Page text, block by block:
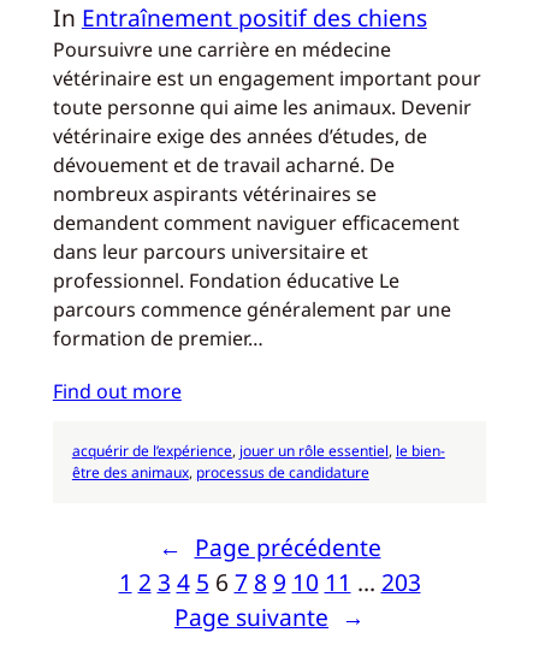
In Entraînement positif des chiens
Poursuivre une carrière en médecine
vétérinaire est un engagement important pour
toute personne qui aime les animaux. Devenir
vétérinaire exige des années d’études, de
dévouement et de travail acharné. De
nombreux aspirants vétérinaires se
demandent comment naviguer efficacement
dans leur parcours universitaire et
professionnel. Fondation éducative Le
parcours commence généralement par une
formation de premier…
Find out more
acquérir de l’expérience, jouer un rôle essentiel, le bien-
être des animaux, processus de candidature
← Page précédente
1 2 3 4 5 6 7 8 9 10 11 … 203
Page suivante →